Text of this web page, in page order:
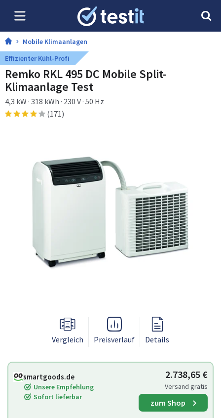
Mobile Klimaanlagen
Effizienter Kühl-Profi
Remko RKL 495 DC Mobile Split-
Klimaanlage Test
4,3 kW · 318 kWh · 230 V · 50 Hz
(171)
Vergleich Preisverlauf Details
smartgoods.de
Unsere Empfehlung
Sofort lieferbar
2.738,65 €
Versand gratis
zum Shop